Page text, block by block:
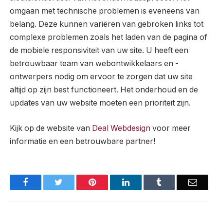
omgaan met technische problemen is eveneens van
belang. Deze kunnen variëren van gebroken links tot
complexe problemen zoals het laden van de pagina of
de mobiele responsiviteit van uw site. U heeft een
betrouwbaar team van webontwikkelaars en -
ontwerpers nodig om ervoor te zorgen dat uw site
altijd op zijn best functioneert. Het onderhoud en de
updates van uw website moeten een prioriteit zijn.
Kijk op de website van Deal Webdesign voor meer
informatie en een betrouwbare partner!
Facebook Pinterest LinkedIn Email